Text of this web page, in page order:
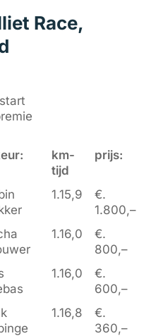
Race,
km-
tijd
prijs:
1.15,9
€.
1.800,–
1.16,0
€.
800,–
1.16,0
€.
600,–
1.16,8
€.
360,–